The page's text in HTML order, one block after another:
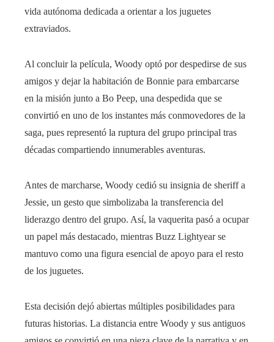
vida autónoma dedicada a orientar a los juguetes
extraviados.
Al concluir la película, Woody optó por despedirse de sus
amigos y dejar la habitación de Bonnie para embarcarse
en la misión junto a Bo Peep, una despedida que se
convirtió en uno de los instantes más conmovedores de la
saga, pues representó la ruptura del grupo principal tras
décadas compartiendo innumerables aventuras.
Antes de marcharse, Woody cedió su insignia de sheriff a
Jessie, un gesto que simbolizaba la transferencia del
liderazgo dentro del grupo. Así, la vaquerita pasó a ocupar
un papel más destacado, mientras Buzz Lightyear se
mantuvo como una figura esencial de apoyo para el resto
de los juguetes.
Esta decisión dejó abiertas múltiples posibilidades para
futuras historias. La distancia entre Woody y sus antiguos